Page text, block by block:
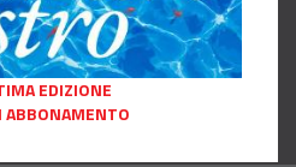
EDIZIONE
ABBONAMENTO